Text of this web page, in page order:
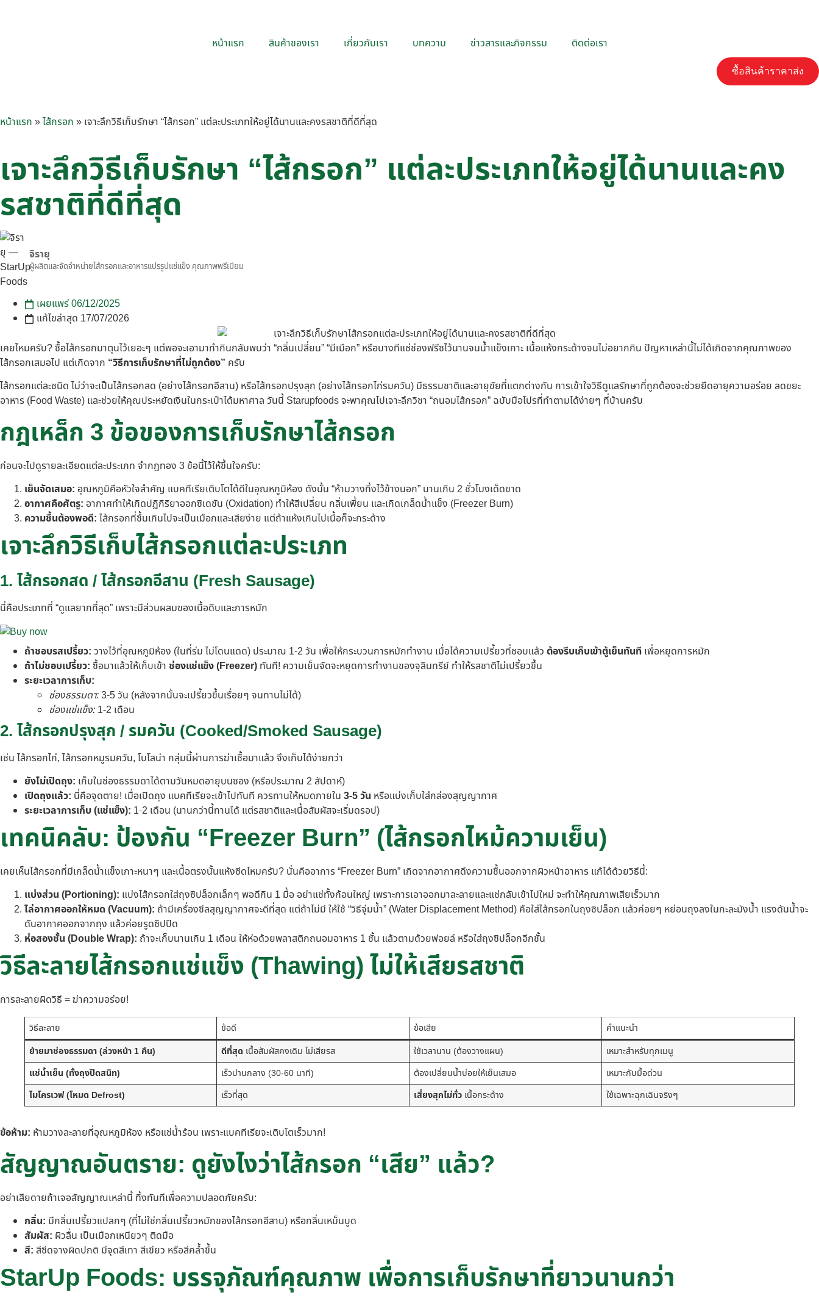
หน้าแรก สินค้าของเรา เกี่ยวกับเรา บทความ ข่าวสารและกิจกรรม ติดต่อเรา
ซื้อสินค้าราคาส่ง
หน้าแรก »ไส้กรอก » เจาะลึกวิธีเก็บรักษา “ไส้กรอก” แต่ละประเภทให้อยู่ได้นานและคงรสชาติที่ดีที่สุด
เจาะลึกวิธีเก็บรักษา “ไส้กรอก” แต่ละประเภทให้อยู่ได้นานและคง
รสชาติที่ดีที่สุด
จิรายุ
ผู้ผลิตและจัดจำหน่ายไส้กรอกและอาหารแปรรูปแช่แข็ง คุณภาพพรีเมียม
เผยแพร่06/12/2025
แก้ไขล่าสุด 17/07/2026
เคยไหมครับ? ซื้อไส้กรอกมาตุนไว้เยอะๆ แต่พอจะเอามาทำกินกลับพบว่า “กลิ่นเปลี่ยน” “มีเมือก” หรือบางทีแช่ช่องฟรีซไว้นานจนน้ำแข็งเกาะ เนื้อแห้งกระด้างจนไม่อยากกิน ปัญหาเหล่านี้ไม่ได้เกิดจากคุณภาพของ
ไส้กรอกเสมอไป แต่เกิดจาก “วิธีการเก็บรักษาที่ไม่ถูกต้อง” ครับ
ไส้กรอกแต่ละชนิด ไม่ว่าจะเป็นไส้กรอกสด (อย่างไส้กรอกอีสาน) หรือไส้กรอกปรุงสุก (อย่างไส้กรอกไก่รมควัน) มีธรรมชาติและอายุขัยที่แตกต่างกัน การเข้าใจวิธีดูแลรักษาที่ถูกต้องจะช่วยยืดอายุความอร่อย ลดขยะ
อาหาร (Food Waste) และช่วยให้คุณประหยัดเงินในกระเป๋าได้มหาศาล วันนี้ Starupfoods จะพาคุณไปเจาะลึกวิชา “ถนอมไส้กรอก” ฉบับมือโปรที่ทำตามได้ง่ายๆ ที่บ้านครับ
กฎเหล็ก 3 ข้อของการเก็บรักษาไส้กรอก
ก่อนจะไปดูรายละเอียดแต่ละประเภท จำกฎทอง 3 ข้อนี้ไว้ให้ขึ้นใจครับ:
เย็นจัดเสมอ: อุณหภูมิคือหัวใจสำคัญ แบคทีเรียเติบโตได้ดีในอุณหภูมิห้อง ดังนั้น “ห้ามวางทิ้งไว้ข้างนอก” นานเกิน 2 ชั่วโมงเด็ดขาด
อากาศคือศัตรู: อากาศทำให้เกิดปฏิกิริยาออกซิเดชัน (Oxidation) ทำให้สีเปลี่ยน กลิ่นเพี้ยน และเกิดเกล็ดน้ำแข็ง (Freezer Burn)
ความชื้นต้องพอดี: ไส้กรอกที่ชื้นเกินไปจะเป็นเมือกและเสียง่าย แต่ถ้าแห้งเกินไปเนื้อก็จะกระด้าง
เจาะลึกวิธีเก็บไส้กรอกแต่ละประเภท
1. ไส้กรอกสด / ไส้กรอกอีสาน (Fresh Sausage)
นี่คือประเภทที่ “ดูแลยากที่สุด” เพราะมีส่วนผสมของเนื้อดิบและการหมัก
ถ้าชอบรสเปรี้ยว: วางไว้ที่อุณหภูมิห้อง (ในที่ร่ม ไม่โดนแดด) ประมาณ 1-2 วัน เพื่อให้กระบวนการหมักทำงาน เมื่อได้ความเปรี้ยวที่ชอบแล้ว ต้องรีบเก็บเข้าตู้เย็นทันที เพื่อหยุดการหมัก
ถ้าไม่ชอบเปรี้ยว: ซื้อมาแล้วให้เก็บเข้า ช่องแช่แข็ง (Freezer) ทันที! ความเย็นจัดจะหยุดการทำงานของจุลินทรีย์ ทำให้รสชาติไม่เปรี้ยวขึ้น
ระยะเวลาการเก็บ:
ช่องธรรมดา:3-5 วัน (หลังจากนั้นจะเปรี้ยวขึ้นเรื่อยๆ จนทานไม่ได้)
ช่องแช่แข็ง: 1-2 เดือน
2. ไส้กรอกปรุงสุก / รมควัน (Cooked/Smoked Sausage)
เช่น ไส้กรอกไก่, ไส้กรอกหมูรมควัน, โบโลน่า กลุ่มนี้ผ่านการฆ่าเชื้อมาแล้ว จึงเก็บได้ง่ายกว่า
ยังไม่เปิดถุง: เก็บในช่องธรรมดาได้ตามวันหมดอายุบนซอง (หรือประมาณ 2 สัปดาห์)
เปิดถุงแล้ว: นี่คือจุดตาย! เมื่อเปิดถุง แบคทีเรียจะเข้าไปทันที ควรทานให้หมดภายใน 3-5 วัน หรือแบ่งเก็บใส่กล่องสุญญากาศ
ระยะเวลาการเก็บ (แช่แข็ง): 1-2 เดือน (นานกว่านี้ทานได้ แต่รสชาติและเนื้อสัมผัสจะเริ่มดรอป)
เทคนิคลับ: ป้องกัน “Freezer Burn” (ไส้กรอกไหม้ความเย็น)
เคยเห็นไส้กรอกที่มีเกล็ดน้ำแข็งเกาะหนาๆ และเนื้อตรงนั้นแห้งซีดไหมครับ? นั่นคืออาการ “Freezer Burn” เกิดจากอากาศดึงความชื้นออกจากผิวหน้าอาหาร แก้ได้ด้วยวิธีนี้:
แบ่งส่วน (Portioning): แบ่งไส้กรอกใส่ถุงซิปล็อกเล็กๆ พอดีกิน 1 มื้อ อย่าแช่ทั้งก้อนใหญ่ เพราะการเอาออกมาละลายและแช่กลับเข้าไปใหม่ จะทำให้คุณภาพเสียเร็วมาก
ไล่อากาศออกให้หมด (Vacuum): ถ้ามีเครื่องซีลสุญญากาศจะดีที่สุด แต่ถ้าไม่มี ให้ใช้ “วิธีจุ่มน้ำ” (Water Displacement Method) คือใส่ไส้กรอกในถุงซิปล็อก แล้วค่อยๆ หย่อนถุงลงในกะละมังน้ำ แรงดันน้ำจะ
ดันอากาศออกจากถุง แล้วค่อยรูดซิปปิด
ห่อสองชั้น (Double Wrap): ถ้าจะเก็บนานเกิน 1 เดือน ให้ห่อด้วยพลาสติกถนอมอาหาร 1 ชั้น แล้วตามด้วยฟอยล์ หรือใส่ถุงซิปล็อกอีกชั้น
วิธีละลายไส้กรอกแช่แข็ง (Thawing) ไม่ให้เสียรสชาติ
การละลายผิดวิธี = ฆ่าความอร่อย!
วิธีละลาย ข้อดี ข้อเสีย
คำแนะนำ
ย้ายมาช่องธรรมดา (ล่วงหน้า 1 คืน)
ดีที่สุด เนื้อสัมผัสคงเดิม ไม่เสียรส ใช้เวลานาน (ต้องวางแผน)
เหมาะสำหรับทุกเมนู
แช่น้ำเย็น (ทั้งถุงปิดสนิท)
เร็วปานกลาง (30-60 นาที) ต้องเปลี่ยนน้ำบ่อยให้เย็นเสมอ
เหมาะกับมื้อด่วน
ไมโครเวฟ (โหมด Defrost)
เร็วที่สุด เสี่ยงสุกไม่ทั่ว เนื้อกระด้าง ใช้เฉพาะฉุกเฉินจริงๆ
ข้อห้าม: ห้ามวางละลายที่อุณหภูมิห้อง หรือแช่น้ำร้อน เพราะแบคทีเรียจะเติบโตเร็วมาก!
สัญญาณอันตราย: ดูยังไงว่าไส้กรอก “เสีย” แล้ว?
อย่าเสียดายถ้าเจอสัญญาณเหล่านี้ ทิ้งทันทีเพื่อความปลอดภัยครับ:
กลิ่น: มีกลิ่นเปรี้ยวแปลกๆ (ที่ไม่ใช่กลิ่นเปรี้ยวหมักของไส้กรอกอีสาน) หรือกลิ่นเหม็นบูด
สัมผัส: ผิวลื่น เป็นเมือกเหนียวๆ ติดมือ
สี: สีซีดจางผิดปกติ มีจุดสีเทา สีเขียว หรือสีคล้ำขึ้น
StarUp Foods: บรรจุภัณฑ์คุณภาพ เพื่อการเก็บรักษาที่ยาวนานกว่า